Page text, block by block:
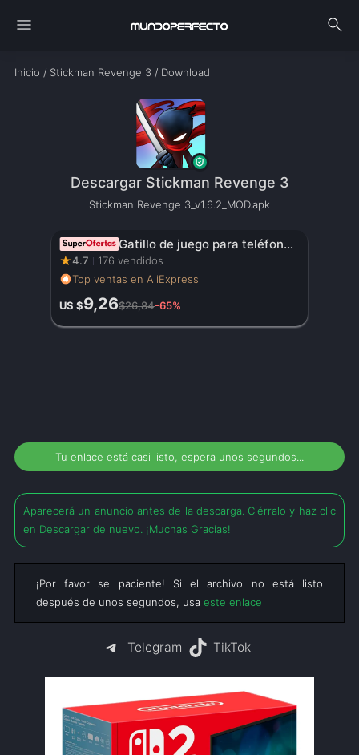
menu search
Inicio / Stickman Revenge 3/ Download
Descargar Stickman Revenge 3
Stickman Revenge 3_v1.6.2_MOD.apk
Gatillo de juego para teléfono móvil JS65 para PUBG, mando de disparo, Joystick de 6 dedos para comer pollo, artefacto auxiliar L1R1, botón de llave
★4.7
176 vendidos
Top ventas en AliExpress
US $9,26$26,84-65%
Tu enlace está casi listo, espera unos segundos...
Aparecerá un anuncio antes de la descarga. Ciérralo y haz clic
en Descargar de nuevo. ¡Muchas Gracias!
¡Por favor se paciente! Si el archivo no está listo
después de unos segundos, usa este enlace
Telegram TikTok